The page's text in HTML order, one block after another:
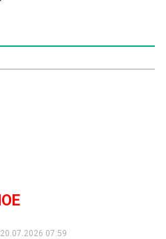
20.07.2026 07:59